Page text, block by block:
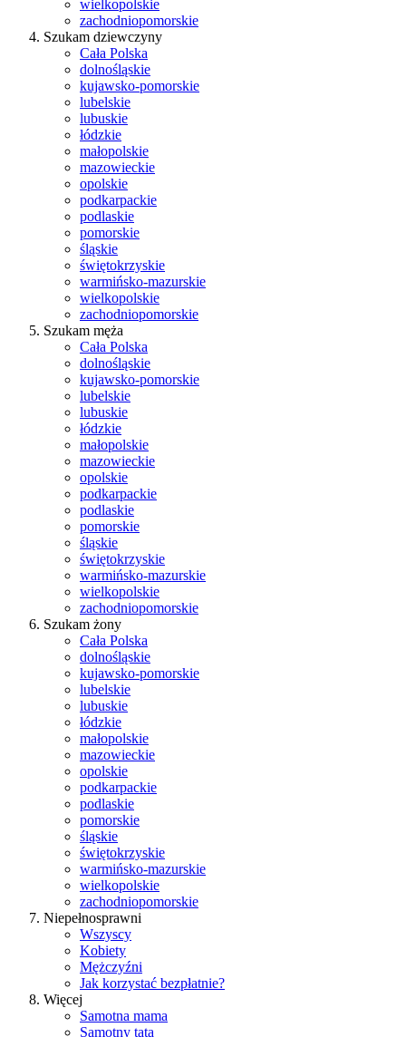
wielkopolskie
zachodniopomorskie
Szukam dziewczyny
Cała Polska
dolnośląskie
kujawsko-pomorskie
lubelskie
lubuskie
łódzkie
małopolskie
mazowieckie
opolskie
podkarpackie
podlaskie
pomorskie
śląskie
świętokrzyskie
warmińsko-mazurskie
wielkopolskie
zachodniopomorskie
Szukam męża
Cała Polska
dolnośląskie
kujawsko-pomorskie
lubelskie
lubuskie
łódzkie
małopolskie
mazowieckie
opolskie
podkarpackie
podlaskie
pomorskie
śląskie
świętokrzyskie
warmińsko-mazurskie
wielkopolskie
zachodniopomorskie
Szukam żony
Cała Polska
dolnośląskie
kujawsko-pomorskie
lubelskie
lubuskie
łódzkie
małopolskie
mazowieckie
opolskie
podkarpackie
podlaskie
pomorskie
śląskie
świętokrzyskie
warmińsko-mazurskie
wielkopolskie
zachodniopomorskie
Niepełnosprawni
Wszyscy
Kobiety
Mężczyźni
Jak korzystać bezpłatnie?
Więcej
Samotna mama
Samotny tata